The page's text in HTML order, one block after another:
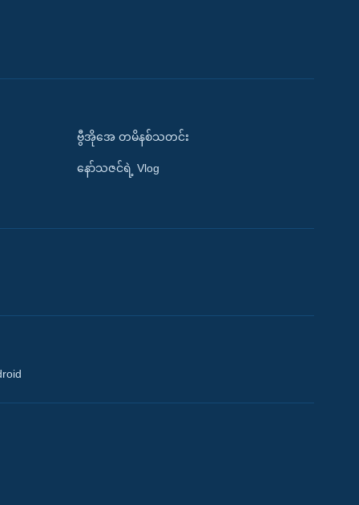
ဗွီအိုအေ တမိနစ်သတင်း
နော်သဇင်ရဲ့ Vlog